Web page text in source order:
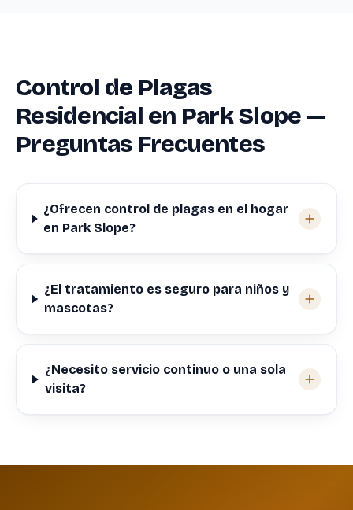
Control de Plagas
Residencial en Park Slope —
Preguntas Frecuentes
¿Ofrecen control de plagas en el hogar
en Park Slope?
¿El tratamiento es seguro para niños y
mascotas?
¿Necesito servicio continuo o una sola
visita?